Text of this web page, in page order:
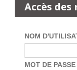
Accès
NOM
MOT DE PASSE